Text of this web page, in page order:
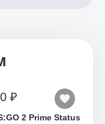
₽
2 Prime Status